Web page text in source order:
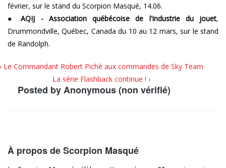
février, sur le stand du Scorpion Masqué, 14.06.
●AQIJ - Association québécoise de l'industrie du jouet,
Drummondville, Québec, Canada du 10 au 12 mars, sur le stand
de Randolph.
‹ Le Commandant Robert Piché aux commandes de Sky Team
La série Flashback continue ! ›
Posted byAnonymous (non vérifié)
À propos de Scorpion Masqué